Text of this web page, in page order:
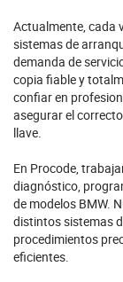
Actualmente, cada
sistemas de
demanda de
copia fiable y
confiar en
asegurar el
llave.
En Procode,
diagnóstico,
de modelos BMW.
distintos sistemas
procedimientos
eficientes.